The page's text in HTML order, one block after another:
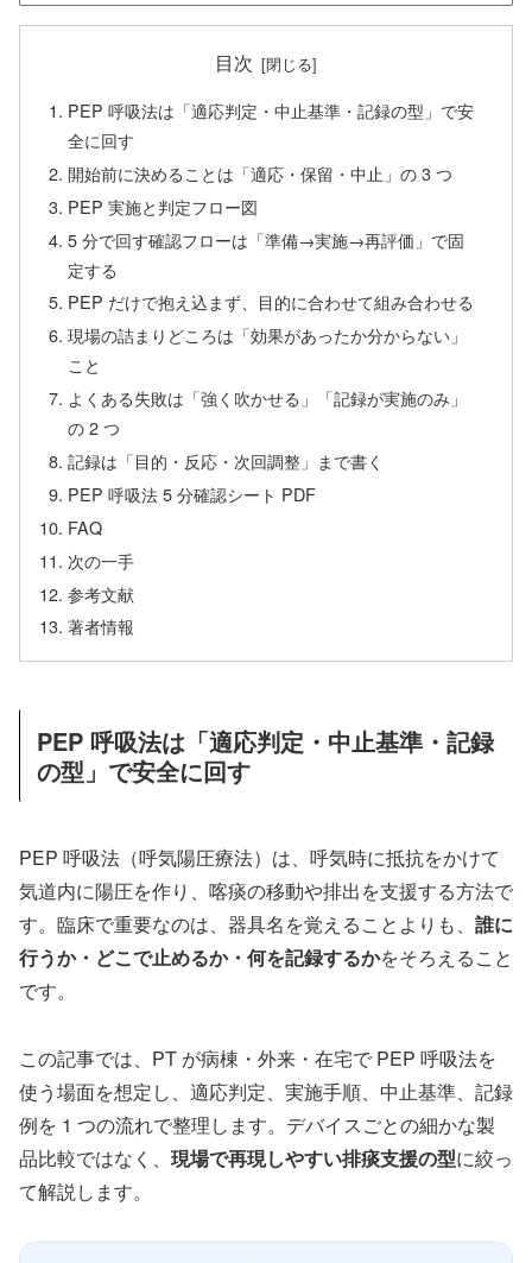
目次
PEP 呼吸法は「適応判定・中止基準・記録の型」で安
全に回す
開始前に決めることは「適応・保留・中止」の 3 つ
PEP 実施と判定フロー図
5 分で回す確認フローは「準備→実施→再評価」で固
定する
PEP だけで抱え込まず、目的に合わせて組み合わせる
現場の詰まりどころは「効果があったか分からない」
こと
よくある失敗は「強く吹かせる」「記録が実施のみ」
の 2 つ
記録は「目的・反応・次回調整」まで書く
PEP 呼吸法 5 分確認シート PDF
FAQ
次の一手
参考文献
著者情報
PEP 呼吸法は「適応判定・中止基準・記録
の型」で安全に回す
PEP 呼吸法（呼気陽圧療法）は、呼気時に抵抗をかけて
気道内に陽圧を作り、喀痰の移動や排出を支援する方法で
す。臨床で重要なのは、器具名を覚えることよりも、 誰に
行うか・どこで止めるか・何を記録するかをそろえること
です。
この記事では、PT が病棟・外来・在宅で PEP 呼吸法を
使う場面を想定し、適応判定、実施手順、中止基準、記録
例を 1 つの流れで整理します。デバイスごとの細かな製
品比較ではなく、 現場で再現しやすい排痰支援の型に絞っ
て解説します。